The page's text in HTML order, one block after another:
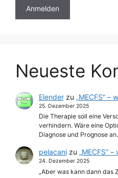
Neueste
Elenderzu „MECFS“ –
25. Dezember 2025
Die Therapie soll eine
verhindern. Wäre eine
Diagnose und Prognose
pelacanizu „MECFS“
24. Dezember 2025
„Aber was kann dann das